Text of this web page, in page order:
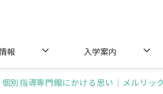
報 入学案内
個別指導専門館にかける思い｜メルリッ